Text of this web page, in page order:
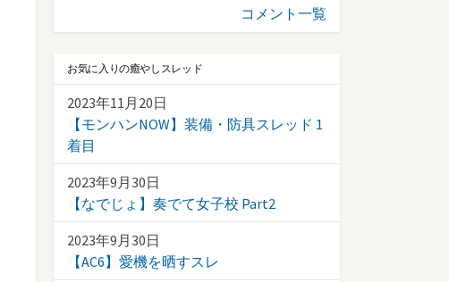
コメント一覧
お気に入りの癒やしスレッド
2023年11月20日
【モンハンNOW】装備・防具スレッド 1
着目
2023年9月30日
【なでじょ】奏でて女子校 Part2
2023年9月30日
【AC6】愛機を晒すスレ